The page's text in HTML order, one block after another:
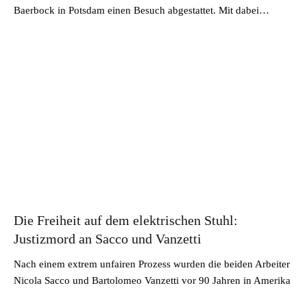
Baerbock in Potsdam einen Besuch abgestattet. Mit dabei…
Die Freiheit auf dem elektrischen Stuhl:
Justizmord an Sacco und Vanzetti
Nach einem extrem unfairen Prozess wurden die beiden Arbeiter
Nicola Sacco und Bartolomeo Vanzetti vor 90 Jahren in Amerika